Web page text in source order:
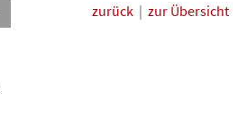
zurück | zur Übersicht